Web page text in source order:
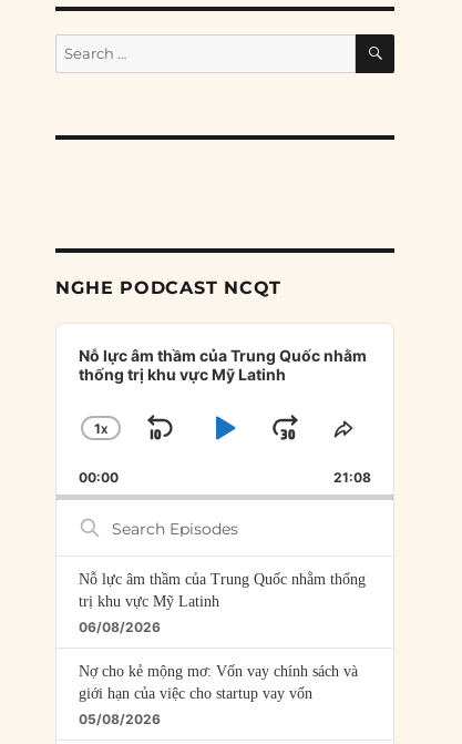
Search
for:
SEARCH
NGHE PODCAST NCQT
Audio
Player
Nỗ lực âm thầm của Trung Quốc nhằm
thống trị khu vực Mỹ Latinh
CHANGE
RATE
1X
SKIP
BACKWARD
PLAYJUMP
FORWARD
SHARE
EPISODE
00:00 21:08
Search
Episodes
Nỗ lực âm thầm của Trung Quốc nhằm thống
trị khu vực Mỹ Latinh
06/08/2026
Nợ cho kẻ mộng mơ: Vốn vay chính sách và
giới hạn của việc cho startup vay vốn
05/08/2026